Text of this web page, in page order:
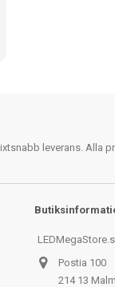
leverans.
Postia 100
214 13